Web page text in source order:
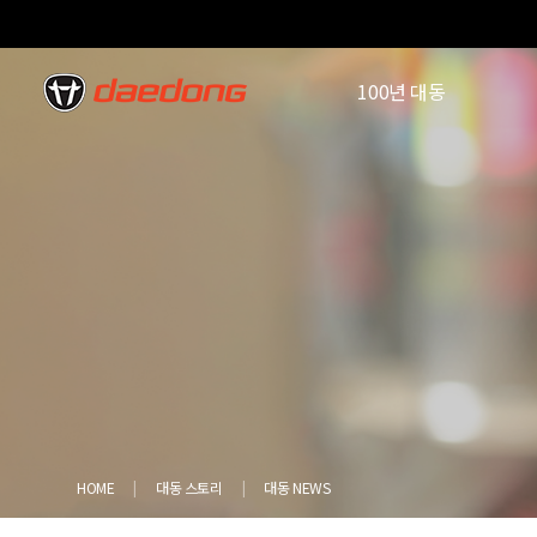
100년 대동
HOME 대동 스토리 대동 NEWS